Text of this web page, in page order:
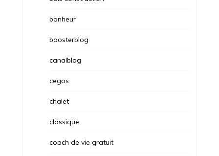
bonheur
boosterblog
canalblog
cegos
chalet
classique
coach de vie gratuit